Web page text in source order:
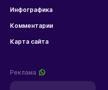
Инфографика
Комментарии
Карта сайта
Реклама